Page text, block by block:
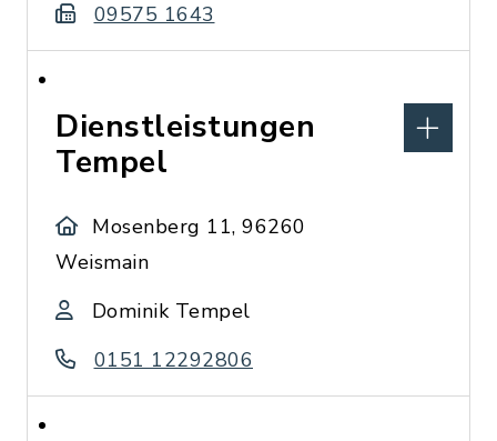
09575 1643
Dienstleistungen
Tempel
Mosenberg 11, 96260
Weismain
Dominik Tempel
0151 12292806